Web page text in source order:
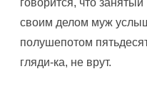
говорится, что занятый
своим делом муж
полушепотом
гляди-ка, не врут.